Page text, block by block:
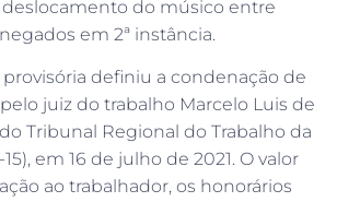
do músico entre
em 2ª instância.
definiu a condenação de
juiz do trabalho Marcelo Luis de
Tribunal Regional do Trabalho da
15), em 16 de julho de 2021. O valor
ao trabalhador, os honorários